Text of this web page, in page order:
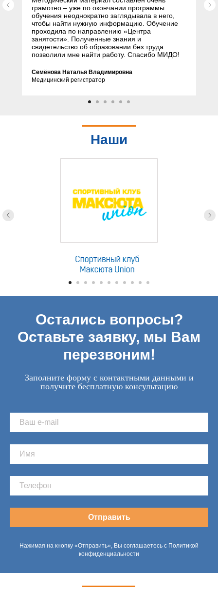
грамотно – уже по окончании программы
обучения неоднократно заглядывала в него,
чтобы найти нужную информацию. Обучение
проходила по направлению «Центра
занятости». Полученные знания и
свидетельство об образовании без труда
позволили мне найти работу. Спасибо МИДО!
Семёнова Наталья Владимировна
Медицинский регистратор
Наши
Остались вопросы?
Оставьте заявку, мы Вам
перезвоним!
Заполните форму с контактными данными и
получите бесплатную консультацию
Отправить
Нажимая на кнопку «Отправить», Вы соглашаетесь с Политикой
конфиденциальности